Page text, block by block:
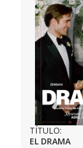
TÍTULO:
EL DRAMA